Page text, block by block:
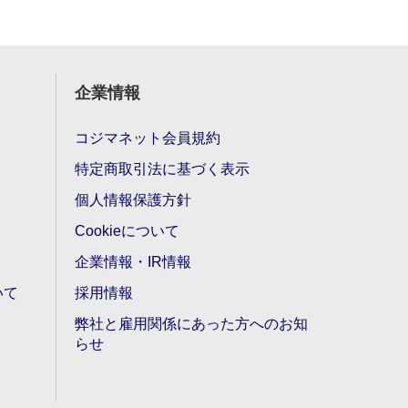
企業情報
コジマネット会員規約
特定商取引法に基づく表示
個人情報保護方針
Cookieについて
企業情報・IR情報
採用情報
弊社と雇用関係にあった方へのお知
らせ